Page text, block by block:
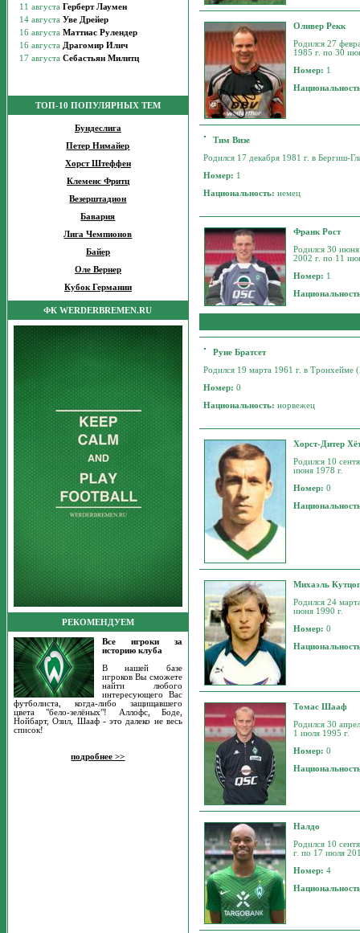
ТОП-10 ПОПУЛЯРНЫХ ТЕМ
Бундеслига
Петер Нимайер
Хорст Штеффен
Клеменс Фритц
Везерштадион
Бавария
Лига Чемпионов
Байер
Оле Вернер
Кубок Германии
ФК WERDERBREMEN.RU
РЕКОМЕНДУЕМ
Все игроки за
историю клуба
В нашей базе
игроков Вы сможете
найти любого
интересующего Вас
футболиста, когда-либо защищавшего
цвета "бело-зелёных"! Аллофс, Боде,
Нойбарт, Озил, Шааф - это далеко не весь
список!
подробнее >>
Оливер Рекк
Родился 27
1985 г. по 30
Номер: 1
Тим Визе
Родился 17 декабря 1981 г. в Бергиш-
Номер: 1
Национальность:немец
Франк Рост
Родился 30
2002 г. по 11
Номер: 1
Руне Братсет
Родился 19 марта 1961 г. в Тронхейме
Номер:0
Национальность:норвежец
Хорст-Дитер
Родился 10
июня 1978 г.
Номер:0
Михаэль
Родился 24
июня 1990 г.
Номер:0
Томас Шааф
Родился 30
1 июля 1995 г.
Номер:0
Налдо
Родился 10
г. по 17 июля
Номер:4